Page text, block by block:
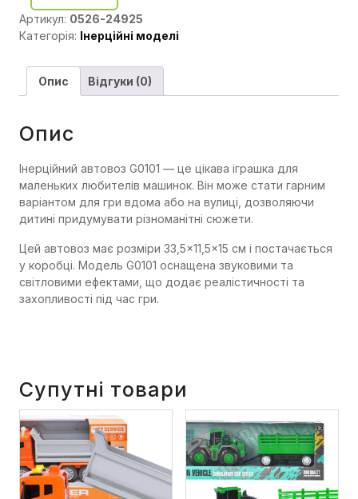
Артикул: 0526-24925
Категорія: Інерційні моделі
Опис Відгуки (0)
Опис
Інерційний автовоз G0101 — це цікава іграшка для
маленьких любителів машинок. Він може стати гарним
варіантом для гри вдома або на вулиці, дозволяючи
дитині придумувати різноманітні сюжети.
Цей автовоз має розміри 33,5×11,5×15 см і постачається
у коробці. Модель G0101 оснащена звуковими та
світловими ефектами, що додає реалістичності та
захопливості під час гри.
Супутні товари